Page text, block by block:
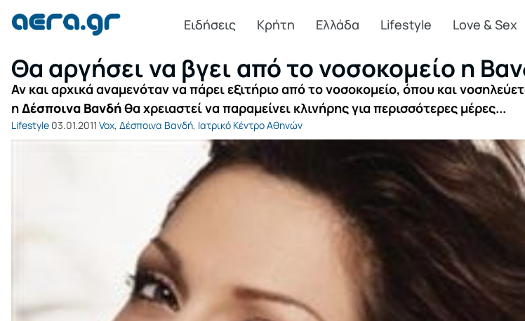
Ειδήσεις Κρήτη Ελλάδα Lifestyle Love & Sex
Θα αργήσει να βγει από το νοσοκομείο η
Αν και αρχικά αναμενόταν να πάρει εξιτήριο από το νοσοκομείο, όπου και
ηΔέσποινα Βανδήθα χρειαστεί να παραμείνει κλινήρης για περισσότερες μέρες...
Lifestyle 03.01.2011 Vox, Δέσποινα Βανδή, Ιατρικό Κέντρο Αθηνών